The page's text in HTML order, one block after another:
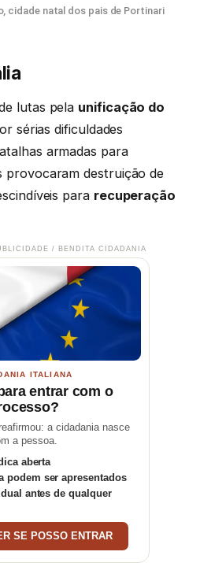
cidade natal dos pais de Portinari
lutas pela unificação do
sérias dificuldades
armadas para
provocaram destruição de
para recuperação
/ BENDITA CIDADANIA
ITALIANA
entrar com o
a cidadania nasce
a pessoa.
aberta
podem ser apresentados
antes de qualquer
SE POSSO ENTRAR